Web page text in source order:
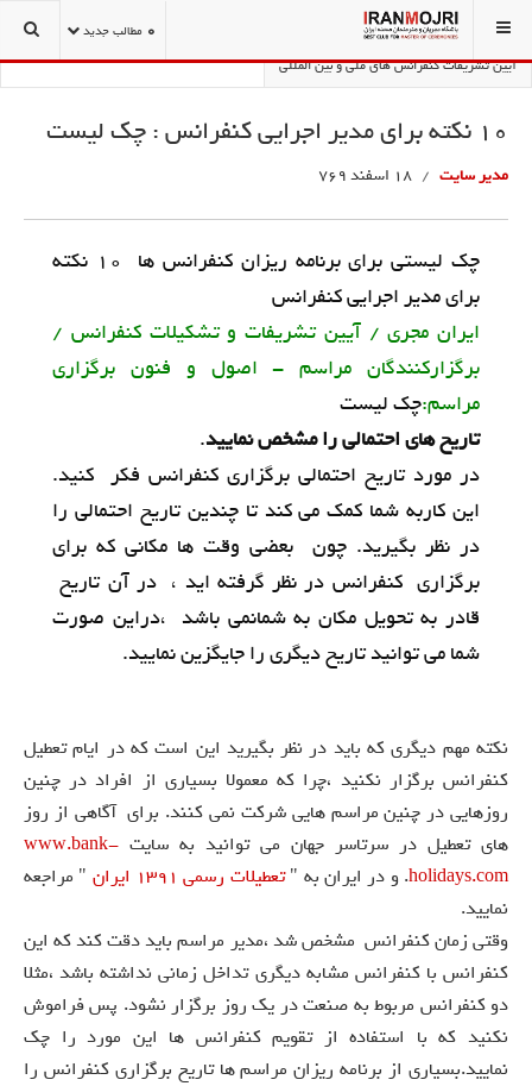
0 مطالب جدید شما اینجا هستید:
تشریفات و تشکیلات کنفرانس
آیین تشریفات کنفرانس های ملی و بین المللی
10 نکته براي مدير اجرايي کنفرانس : چک لیست
مدیر سایت 18 اسفند 769
چک لیستی برای برنامه ریزان کنفرانس ها 10 نکته
براي مدير اجرايي کنفرانس
ایران مجری / آیین تشریفات و تشکیلات کنفرانس /
برگزارکنندگان مراسم - اصول و فنون برگزاری
مراسم:چک لیست
تاریخ های احتمالی را مشخص نمایید.
در مورد تاریخ احتمالی برگزاری کنفرانس فکر کنید.
این کاربه شما کمک می کند تا چندین تاریخ احتمالی را
در نظر بگیرید. چون بعضی وقت ها مکانی که برای
برگزاری کنفرانس در نظر گرفته اید ، در آن تاریخ
قادر به تحویل مکان به شمانمی باشد ،دراین صورت
شما می توانید تاریخ دیگری را جایگزین نمایید.
نکته مهم دیگری که باید در نظر بگیرید این است که در ایام تعطیل
کنفرانس برگزار نکنید ،چرا که معمولا بسیاری از افراد در چنین
روزهایی در چنین مراسم هایی شرکت نمی کنند. برای آگاهی از روز
های تعطیل در سرتاسر جهان می توانید به سایت www.bank-
holidays.com. و در ايران به "تعطیلات رسمی 1391 ايران
" مراجعه
نمایید.
وقتی زمان کنفرانس مشخص شد ،مدیر مراسم باید دقت کند که این
کنفرانس با کنفرانس مشابه دیگری تداخل زمانی نداشته باشد ،مثلا
دو کنفرانس مربوط به صنعت در یک روز برگزار نشود. پس فراموش
نکنید که با استفاده از تقویم کنفرانس ها این مورد را چک
نمایید.بسیاری از برنامه ریزان مراسم ها تاریخ برگزاری کنفرانس را